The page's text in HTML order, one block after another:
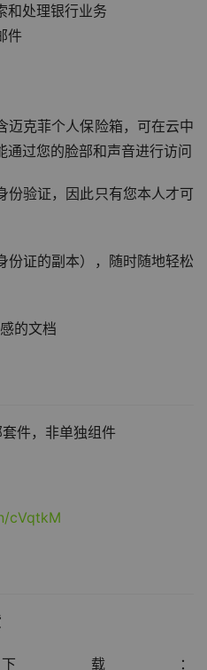
和处理银行业务
件
迈克菲个人保险箱，可在云中
通过您的脸部和声音进行访问
份验证，因此只有您本人才可
份证的副本），随时随地轻松
的文档
件，非单独组件
cVqtkM